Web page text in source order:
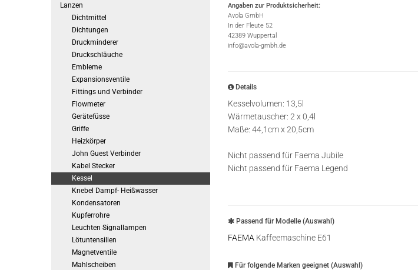
Lanzen
Dichtmittel
Dichtungen
Druckminderer
Druckschläuche
Embleme
Expansionsventile
Fittings und Verbinder
Flowmeter
Gerätefüsse
Griffe
Heizkörper
John Guest Verbinder
Kabel Stecker
Kessel
Knebel Dampf- Heißwasser
Kondensatoren
Kupferrohre
Leuchten Signallampen
Lötuntensilien
Magnetventile
Mahlscheiben
Angaben zur Produktsicherheit:
Avola GmbH
In der Fleute 52
42389 Wuppertal
info@avola-gmbh.de
Details
Kesselvolumen: 13,5l
Wärmetauscher: 2 x 0,4l
Maße: 44,1cm x 20,5cm
Nicht passend für Faema Jubile
Nicht passend für Faema Legend
Passend für Modelle (Auswahl)
FAEMA Kaffeemaschine E61
Für folgende Marken geeignet (Auswahl)